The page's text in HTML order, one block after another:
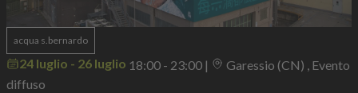
acqua s.bernardo
24 luglio - 26 luglio 18:00 - 23:00 |
Garessio (CN) , Evento
diffuso